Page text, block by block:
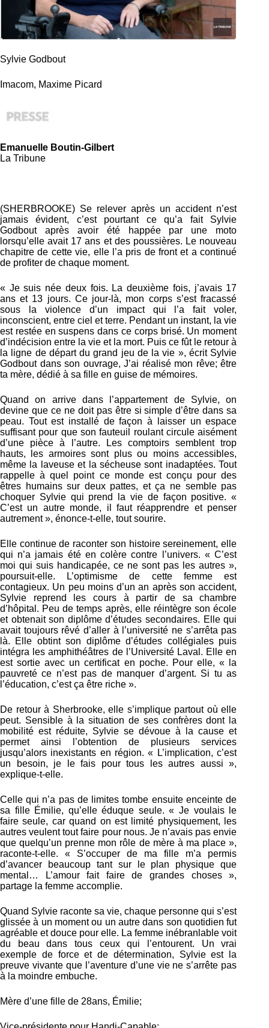
Sylvie Godbout
Imacom, Maxime Picard
Emanuelle Boutin-Gilbert
La Tribune
(SHERBROOKE) Se relever après un accident n’est
jamais évident, c’est pourtant ce qu’a fait Sylvie
Godbout après avoir été happée par une moto
lorsqu’elle avait 17 ans et des poussières. Le nouveau
chapitre de cette vie, elle l’a pris de front et a continué
de profiter de chaque moment.
« Je suis née deux fois. La deuxième fois, j’avais 17
ans et 13 jours. Ce jour-là, mon corps s’est fracassé
sous la violence d’un impact qui l’a fait voler,
inconscient, entre ciel et terre. Pendant un instant, la vie
est restée en suspens dans ce corps brisé. Un moment
d’indécision entre la vie et la mort. Puis ce fût le retour à
la ligne de départ du grand jeu de la vie », écrit Sylvie
Godbout dans son ouvrage, J’ai réalisé mon rêve; être
ta mère, dédié à sa fille en guise de mémoires.
Quand on arrive dans l’appartement de Sylvie, on
devine que ce ne doit pas être si simple d’être dans sa
peau. Tout est installé de façon à laisser un espace
suffisant pour que son fauteuil roulant circule aisément
d’une pièce à l’autre. Les comptoirs semblent trop
hauts, les armoires sont plus ou moins accessibles,
même la laveuse et la sécheuse sont inadaptées. Tout
rappelle à quel point ce monde est conçu pour des
êtres humains sur deux pattes, et ça ne semble pas
choquer Sylvie qui prend la vie de façon positive. «
C’est un autre monde, il faut réapprendre et penser
autrement », énonce-t-elle, tout sourire.
Elle continue de raconter son histoire sereinement, elle
qui n’a jamais été en colère contre l’univers. « C’est
moi qui suis handicapée, ce ne sont pas les autres »,
poursuit-elle. L’optimisme de cette femme est
contagieux. Un peu moins d’un an après son accident,
Sylvie reprend les cours à partir de sa chambre
d’hôpital. Peu de temps après, elle réintègre son école
et obtenait son diplôme d’études secondaires. Elle qui
avait toujours rêvé d’aller à l’université ne s’arrêta pas
là. Elle obtint son diplôme d’études collégiales puis
intégra les amphithéâtres de l’Université Laval. Elle en
est sortie avec un certificat en poche. Pour elle, « la
pauvreté ce n’est pas de manquer d’argent. Si tu as
l’éducation, c’est ça être riche ».
De retour à Sherbrooke, elle s’implique partout où elle
peut. Sensible à la situation de ses confrères dont la
mobilité est réduite, Sylvie se dévoue à la cause et
permet ainsi l’obtention de plusieurs services
jusqu’alors inexistants en région. « L’implication, c’est
un besoin, je le fais pour tous les autres aussi »,
explique-t-elle.
Celle qui n’a pas de limites tombe ensuite enceinte de
sa fille Émilie, qu’elle éduque seule. « Je voulais le
faire seule, car quand on est limité physiquement, les
autres veulent tout faire pour nous. Je n’avais pas envie
que quelqu’un prenne mon rôle de mère à ma place »,
raconte-t-elle. « S’occuper de ma fille m’a permis
d’avancer beaucoup tant sur le plan physique que
mental… L’amour fait faire de grandes choses »,
partage la femme accomplie.
Quand Sylvie raconte sa vie, chaque personne qui s’est
glissée à un moment ou un autre dans son quotidien fut
agréable et douce pour elle. La femme inébranlable voit
du beau dans tous ceux qui l’entourent. Un vrai
exemple de force et de détermination, Sylvie est la
preuve vivante que l’aventure d’une vie ne s’arrête pas
à la moindre embuche.
Mère d’une fille de 28ans, Émilie;